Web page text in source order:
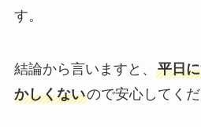
す。
結論から言いますと、 平日
かしくないので安心してくだ